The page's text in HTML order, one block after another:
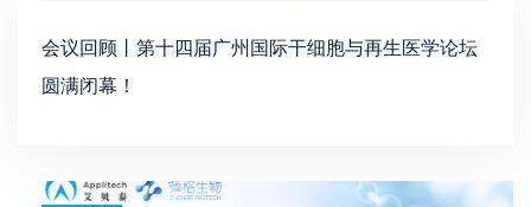
会议回顾丨第十四届广州国际干细胞与再生医学论坛
圆满闭幕！